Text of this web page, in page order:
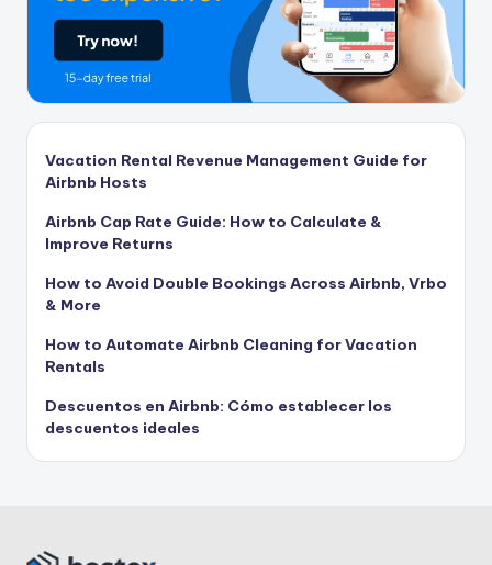
Vacation Rental Revenue Management Guide for
Airbnb Hosts
Airbnb Cap Rate Guide: How to Calculate &
Improve Returns
How to Avoid Double Bookings Across Airbnb, Vrbo
& More
How to Automate Airbnb Cleaning for Vacation
Rentals
Descuentos en Airbnb: Cómo establecer los
descuentos ideales